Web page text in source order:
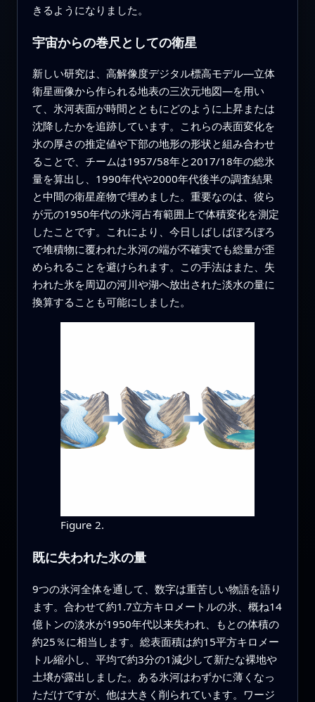
きるようになりました。
宇宙からの巻尺としての衛星
新しい研究は、高解像度デジタル標高モデル—立体
衛星画像から作られる地表の三次元地図—を用い
て、氷河表面が時間とともにどのように上昇または
沈降したかを追跡しています。これらの表面変化を
氷の厚さの推定値や下部の地形の形状と組み合わせ
ることで、チームは1957/58年と2017/18年の総氷
量を算出し、1990年代や2000年代後半の調査結果
と中間の衛星産物で埋めました。重要なのは、彼ら
が元の1950年代の氷河占有範囲上で体積変化を測定
したことです。これにより、今日しばしばぼろぼろ
で堆積物に覆われた氷河の端が不確実でも総量が歪
められることを避けられます。この手法はまた、失
われた氷を周辺の河川や湖へ放出された淡水の量に
換算することも可能にしました。
Figure 2.
既に失われた氷の量
9つの氷河全体を通して、数字は重苦しい物語を語り
ます。合わせて約1.7立方キロメートルの氷、概ね14
億トンの淡水が1950年代以来失われ、もとの体積の
約25％に相当します。総表面積は約15平方キロメー
トル縮小し、平均で約3分の1減少して新たな裸地や
土壌が露出しました。ある氷河はわずかに薄くなっ
ただけですが、他は大きく削られています。ワージ